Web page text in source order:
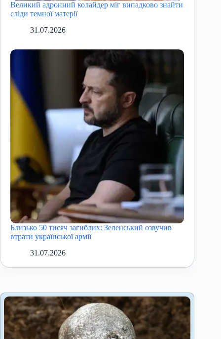
Великий адронний колайдер міг випадково знайти
сліди темної матерії
31.07.2026
Близько 50 тисяч загиблих: Зеленський озвучив
втрати української армії
31.07.2026